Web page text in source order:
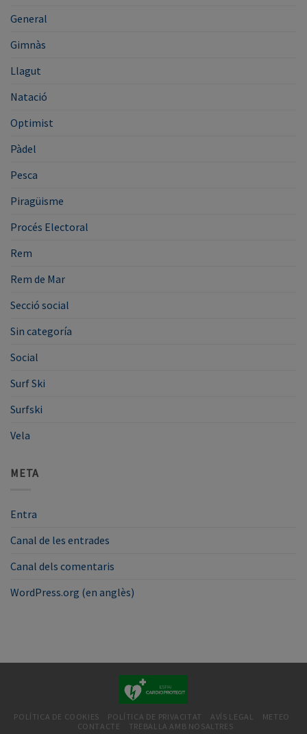
General
Gimnàs
Llagut
Natació
Optimist
Pàdel
Pesca
Piragüisme
Procés Electoral
Rem
Rem de Mar
Secció social
Sin categoría
Social
Surf Ski
Surfski
Vela
META
Entra
Canal de les entrades
Canal dels comentaris
WordPress.org (en anglès)
POLÍTICA DE COOKIES POLÍTICA DE PRIVACITAT AVÍS LEGAL
METEO
CONTACTE
TREBALLA AMB NOSALTRES